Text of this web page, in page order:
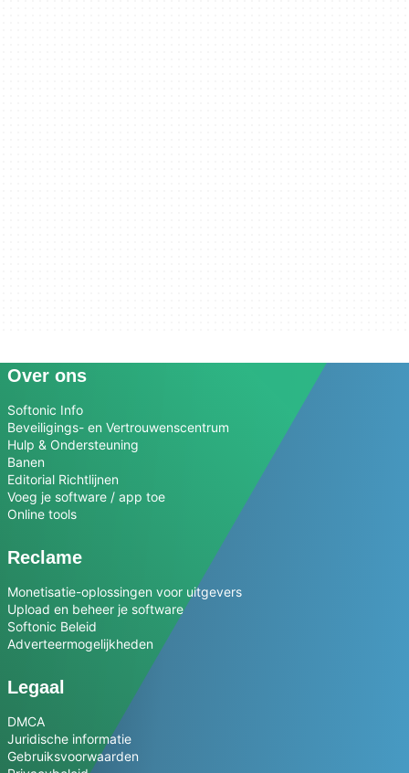
Over ons
Softonic Info
Beveiligings- en Vertrouwenscentrum
Hulp & Ondersteuning
Banen
Editorial Richtlijnen
Voeg je software / app toe
Online tools
Reclame
Monetisatie-oplossingen voor uitgevers
Upload en beheer je software
Softonic Beleid
Adverteermogelijkheden
Legaal
DMCA
Juridische informatie
Gebruiksvoorwaarden